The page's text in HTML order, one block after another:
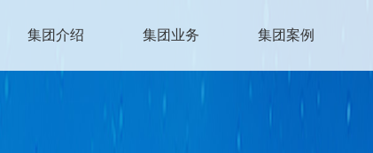
集团介绍 集团业务 集团案例